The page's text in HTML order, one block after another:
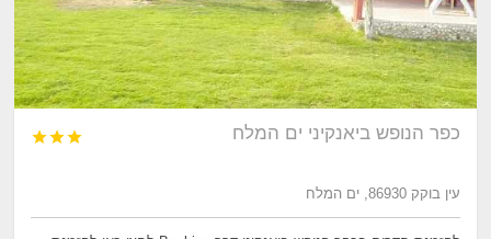
כפר הנופש ביאנקיני ים המלח 


עין בוקק 86930, ים המלח